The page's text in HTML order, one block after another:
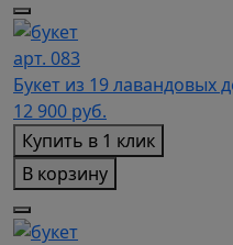
арт. 083
Букет из 19 лавандовых
12 900 руб.
Купить в 1 клик
В корзину